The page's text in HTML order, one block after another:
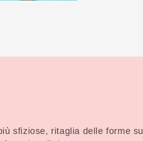
sfiziose, ritaglia delle forme sul